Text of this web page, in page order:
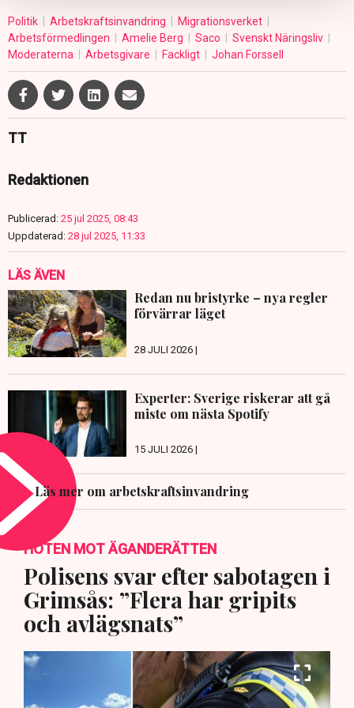
Politik Arbetskraftsinvandring
Migrationsverket
Arbetsförmedlingen
Amelie Berg Saco
Svenskt Näringsliv
Moderaterna
Arbetsgivare Fackligt Johan Forssell
TT
Redaktionen
Publicerad: 25 jul 2025, 08:43
Uppdaterad: 28 jul 2025, 11:33
LÄS ÄVEN
Redan nu bristyrke – nya regler
förvärrar läget
28 JULI 2026 |
Experter: Sverige riskerar att gå
miste om nästa Spotify
15 JULI 2026 |
Läs mer om arbetskraftsinvandring
HOTEN MOT ÄGANDERÄTTEN
Polisens svar efter sabotagen i
Grimsås: ”Flera har gripits
och avlägsnats”